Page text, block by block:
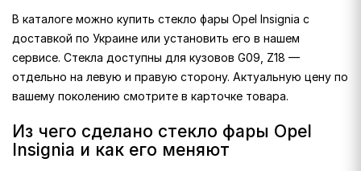
В каталоге можно купить стекло фары Opel Insignia с
доставкой по Украине или установить его в нашем
сервисе. Стекла доступны для кузовов G09, Z18 —
отдельно на левую и правую сторону. Актуальную цену по
вашему поколению смотрите в карточке товара.
Из чего сделано стекло фары Opel
Insignia и как его меняют